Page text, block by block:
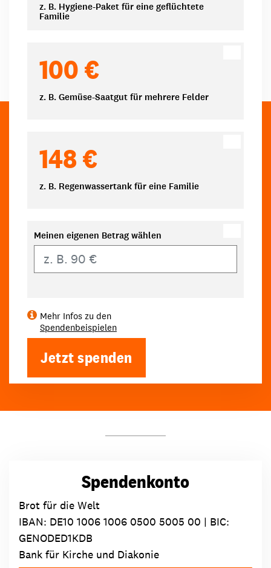
z. B. Hygiene-Paket für eine geflüchtete
Familie
100 €
z. B. Gemüse-Saatgut für mehrere Felder
148 €
z. B. Regenwassertank für eine Familie
Meinen eigenen Betrag wählen
Mehr Infos zu den
Spendenbeispielen
Jetzt spenden
Spendenkonto
Brot für die Welt
IBAN: DE10 1006 1006 0500 5005 00 | BIC:
GENODED1KDB
Bank für Kirche und Diakonie